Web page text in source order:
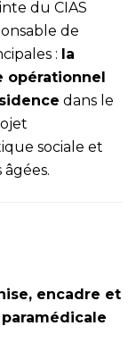
du CIAS
de
: la
opérationnel
dans le
sociale et
encadre et